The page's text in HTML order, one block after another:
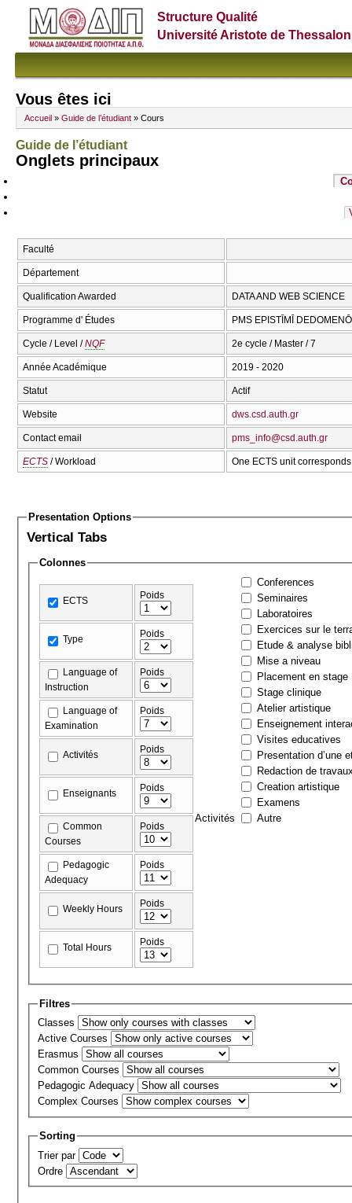
Structure Qualité
Université Aristote de
Vous êtes ici
Accueil » Guide de l’étudiant » Cours
Guide de l’étudiant
Onglets principaux
Faculté
Département
Qualification Awarded DATA AND WEB SCIENCE
Programme d' Études PMS EPISTĪMĪ
Cycle / Level /NQF 2e cycle / Master / 7
Année Académique 2019 - 2020
Statut Actif
Website dws.csd.auth.gr
Contact email pms_info@csd.auth.gr
ECTS / Workload One ECTS unit
Presentation Options
Vertical Tabs
Colonnes
ECTS Poids
Type Poids
Language of
Instruction
Poids
Language of
Examination
Poids
Activités Poids
Enseignants Poids
Common
Courses
Poids
Pedagogic
Adequacy
Poids
Weekly Hours Poids
Total Hours Poids
Activités
Conferences
Seminaires
Laboratoires
Exercices sur le
Etude & analyse
Mise a niveau
Placement en stage
Stage clinique
Atelier artistique
Enseignement
Visites educatives
Presentation d’une
Redaction de
Creation artistique
Examens
Autre
Filtres
Classes
Active Courses
Erasmus
Common Courses
Pedagogic Adequacy
Complex Courses
Sorting
Trier par
Ordre